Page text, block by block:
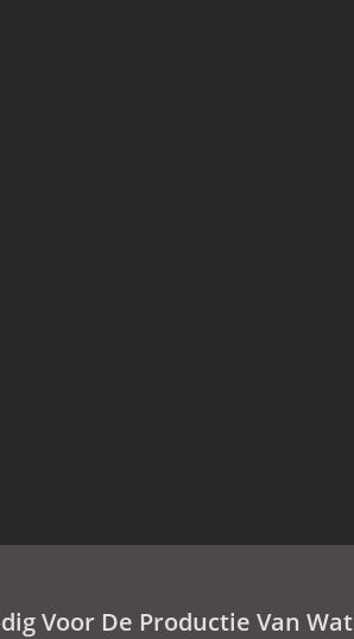
Voor De Productie Van